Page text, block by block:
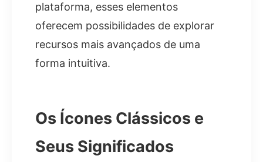
plataforma, esses elementos
oferecem possibilidades de explorar
recursos mais avançados de uma
forma intuitiva.
Os Ícones Clássicos e
Seus Significados